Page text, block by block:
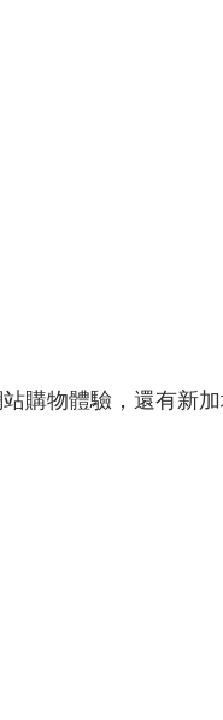
購物體驗，還有新